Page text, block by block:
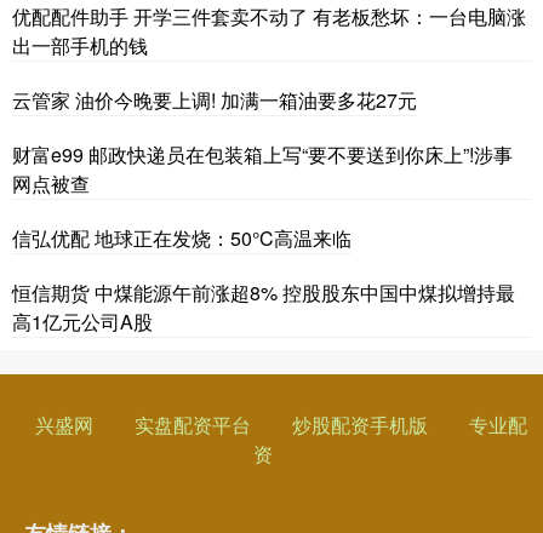
优配配件助手 开学三件套卖不动了 有老板愁坏：一台电脑涨
出一部手机的钱
云管家 油价今晚要上调! 加满一箱油要多花27元
财富e99 邮政快递员在包装箱上写“要不要送到你床上”!涉事
网点被查
信弘优配 地球正在发烧：50°C高温来临
恒信期货 中煤能源午前涨超8% 控股股东中国中煤拟增持最
高1亿元公司A股
兴盛网 实盘配资平台 炒股配资手机版
专业配
资